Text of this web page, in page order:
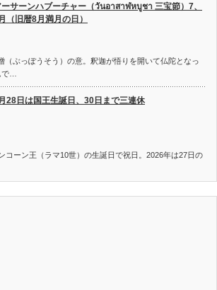
ーサーンハブーチャー（วันอาสาฬหบูชา 三宝節）7、
（旧暦8月満月の日）
ぶっぽうそう）の意。釈迦が悟りを開いて仏陀となっ
で…
28日は国王生誕日、30日まで三連休
ーン王（ラマ10世）の生誕日で祝日。2026年は27日の